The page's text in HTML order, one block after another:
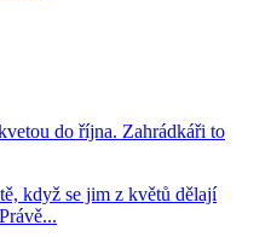
do října. Zahrádkáři to
když se jim z květů dělají